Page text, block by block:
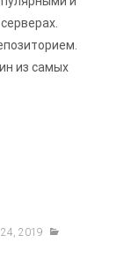
из самых
2019